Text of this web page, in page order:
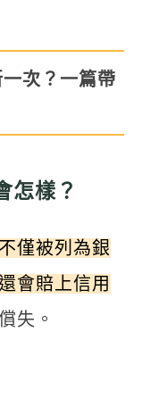
次？一篇帶
怎樣？
不僅被列為銀
會賠上信用
失。